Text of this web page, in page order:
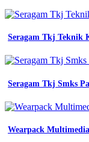
Jual
Olahraga
Terdekat
kerja
safety
clothes
model
wearpack
Seragam Tkj Teknik
Seragam Tkj Smks
Wearpack